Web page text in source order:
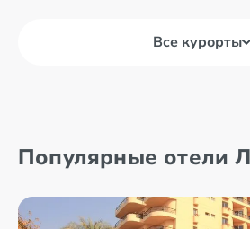
Все курорты
Мерса-Матрух
Популярные отели